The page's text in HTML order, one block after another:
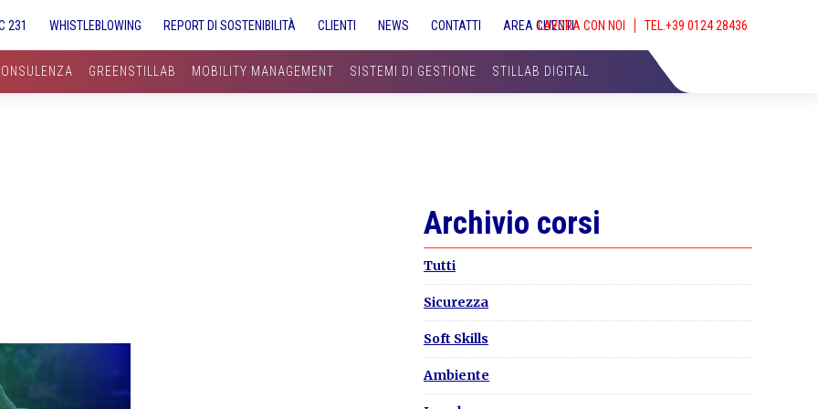
231 WHISTLEBLOWING REPORT DI SOSTENIBILITÀ CLIENTI NEWS CONTATTI AREA CLIENTILAVORA CON NOI
GREENSTILLAB MOBILITY MANAGEMENT SISTEMI DI GESTIONE STILLAB DIGITAL
Primary
Sidebar
Archivio corsi
Tutti
Sicurezza
Soft Skills
Ambiente